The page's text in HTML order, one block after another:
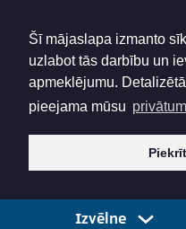
Šī mājaslapa izmanto
uzlabot tās darbību un
apmeklējumu.
pieejama mūsu
Izvēlne